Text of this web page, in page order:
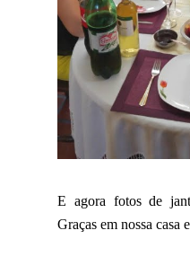
E agora fotos de
Graças em nossa casa